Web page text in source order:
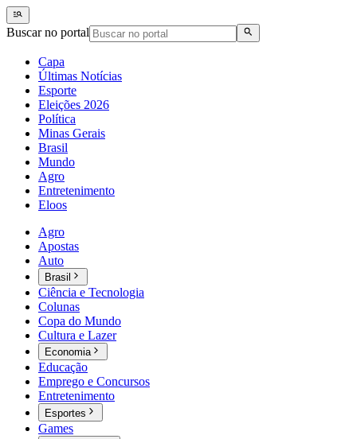
Buscar no portal
Capa
Últimas Notícias
Esporte
Eleições 2026
Política
Minas Gerais
Brasil
Mundo
Agro
Entretenimento
Eloos
Agro
Apostas
Auto
Brasil
Ciência e Tecnologia
Colunas
Copa do Mundo
Cultura e Lazer
Economia
Educação
Emprego e Concursos
Entretenimento
Esportes
Games